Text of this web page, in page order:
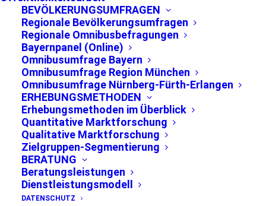
BEVÖLKERUNGSUMFRAGEN
Regionale Bevölkerungsumfragen
Regionale Omnibusbefragungen
Bayernpanel (Online)
Omnibusumfrage Bayern
Omnibusumfrage Region München
Omnibusumfrage Nürnberg-Fürth-Erlangen
ERHEBUNGSMETHODEN
Erhebungsmethoden im Überblick
Quantitative Marktforschung
Qualitative Marktforschung
Zielgruppen-Segmentierung
BERATUNG
Beratungsleistungen
Dienstleistungsmodell
DATENSCHUTZ
planen, bei der
anstehenden
Landtagswahl in
Bayern zu wählen
Ergebnisse der
bevölkerungsrepräsentativen
Sommerumfrage 2018